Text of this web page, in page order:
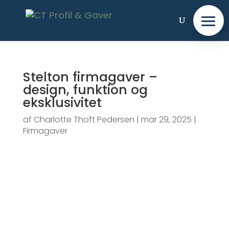
Stelton firmagaver –
design, funktion og
eksklusivitet
af Charlotte Thoft Pedersen | mar 29, 2025 |
Firmagaver